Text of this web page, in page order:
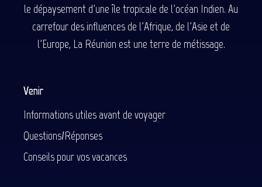
le dépaysement d'une île tropicale de l'océan Indien. Au
carrefour des influences de l'Afrique, de l'Asie et de
l'Europe, La Réunion est une terre de métissage.
Venir
Informations utiles avant de voyager
Questions/Réponses
Conseils pour vos vacances